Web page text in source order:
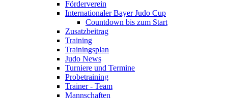
Förderverein
Internationaler Bayer Judo Cup
Countdown bis zum Start
Zusatzbeitrag
Training
Trainingsplan
Judo News
Turniere und Termine
Probetraining
Trainer - Team
Mannschaften